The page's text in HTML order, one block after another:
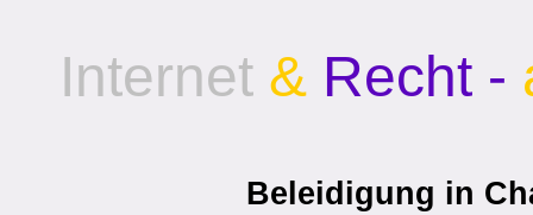
Internet & Recht -
Beleidigung in